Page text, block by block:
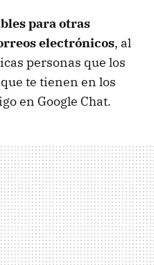
para otras
electrónicos, al
personas que los
te tienen en los
en Google Chat.